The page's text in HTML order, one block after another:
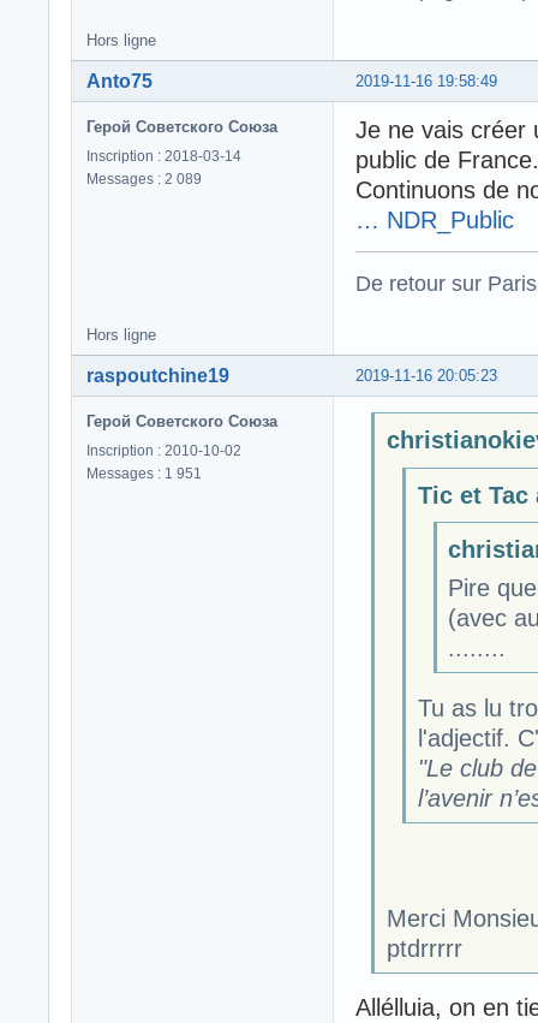
Hors ligne
2019-11-16 19:58:49
Anto75
Герой Советского Союза
Inscription : 2018-03-14
Messages : 2 089
Je ne vais créer
public de
Continuons de
… NDR_Public
De retour sur Paris
Hors ligne
2019-11-16 20:05:23
raspoutchine19
Герой Советского Союза
Inscription : 2010-10-02
Messages : 1 951
Tic et Tac
Pire
(avec
........
Tu as lu
l'adjectif.
"Le club
l’avenir
Merci
ptdrrrrr
Allélluia, on en